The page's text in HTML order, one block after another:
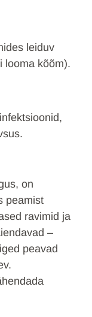
leiduv
looma kõõm).
on
peamist
ravimid ja
–
peavad